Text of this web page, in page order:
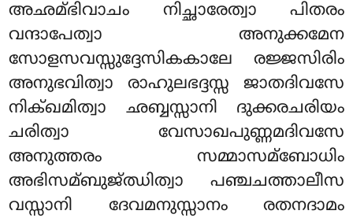
അഛമ്ഭിവാചം നിച്ഛാരേത്വാ പിതരം
വന്ദാപേത്വാ അനുക്കമേന
സോളസവസ്സുദ്ദേസികകാലേ രജ്ജസിരിം
അനുഭവിത്വാ രാഹുലഭദ്ദസ്സ ജാതദിവസേ
നിക്ഖമിത്വാ ഛബ്ബസ്സാനി ദുക്കരചരിയം
ചരിത്വാ വേസാഖപുണ്ണമദിവസേ
അനുത്തരം സമ്മാസമ്ബോധിം
അഭിസമ്ബുജ്ഝിത്വാ പഞ്ചചത്താലീസ
വസ്സാനി ദേവമനുസ്സാനം രതനദാമം